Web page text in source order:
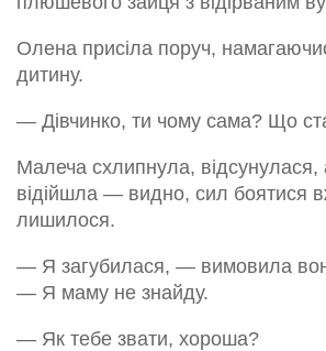
Олена присіла поруч,
дитину.
— Дівчинко, ти чому сама? Що
Малеча схлипнула,
відійшла — видно, сил боятися
лишилося.
— Я загубилася, — вимовила
— Я маму не знайду.
— Як тебе звати, хороша?